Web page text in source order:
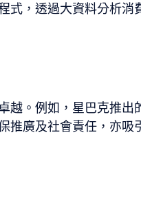
，透過大資料分析
。例如，星巴克推
廣及社會責任，亦